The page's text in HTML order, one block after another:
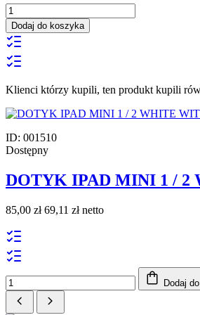
Dodaj do koszyka
Klienci którzy kupili, ten produkt kupili
ID: 001510
Dostępny
DOTYK IPAD MINI 1 / 2
85,00 zł 69,11 zł netto
Dodaj